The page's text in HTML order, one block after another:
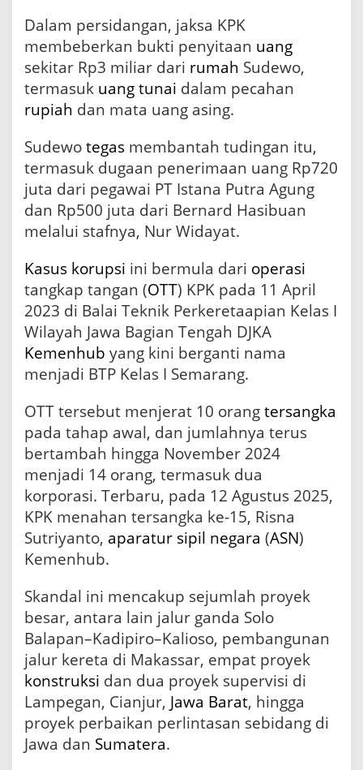
Dalam persidangan, jaksa KPK
membeberkan bukti penyitaan uang
sekitar Rp3 miliar dari rumah Sudewo,
termasuk uang tunai dalam pecahan
rupiah dan mata uang asing.
Sudewotegas membantah tudingan itu,
termasuk dugaan penerimaan uang Rp720
juta dari pegawai PT Istana Putra Agung
dan Rp500 juta dari Bernard Hasibuan
melalui stafnya, Nur Widayat.
Kasus korupsi ini bermula dari operasi
tangkap tangan (OTT) KPK pada 11 April
2023 di Balai Teknik Perkeretaapian Kelas I
Wilayah Jawa Bagian Tengah DJKA
Kemenhub yang kini berganti nama
menjadi BTP Kelas I Semarang.
OTT tersebut menjerat 10 orangtersangka
pada tahap awal, dan jumlahnya terus
bertambah hingga November 2024
menjadi 14 orang, termasuk dua
korporasi. Terbaru, pada 12 Agustus 2025,
KPK menahan tersangka ke-15, Risna
Sutriyanto, aparatur sipil negara (ASN)
Kemenhub.
Skandal ini mencakup sejumlah proyek
besar, antara lain jalur ganda Solo
Balapan–Kadipiro–Kalioso, pembangunan
jalur kereta di Makassar, empat proyek
konstruksi dan dua proyek supervisi di
Lampegan, Cianjur, Jawa Barat, hingga
proyek perbaikan perlintasan sebidang di
Jawa dan Sumatera.